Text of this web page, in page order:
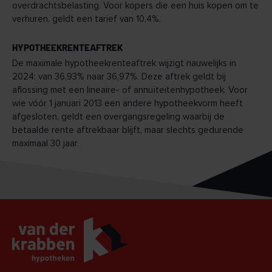
overdrachtsbelasting. Voor kopers die een huis kopen om te
verhuren, geldt een tarief van 10,4%.
HYPOTHEEKRENTEAFTREK
De maximale hypotheekrenteaftrek wijzigt nauwelijks in
2024: van 36,93% naar 36,97%. Deze aftrek geldt bij
aflossing met een lineaire- of annuïteitenhypotheek. Voor
wie vóór 1 januari 2013 een andere hypotheekvorm heeft
afgesloten, geldt een overgangsregeling waarbij de
betaalde rente aftrekbaar blijft, maar slechts gedurende
maximaal 30 jaar.